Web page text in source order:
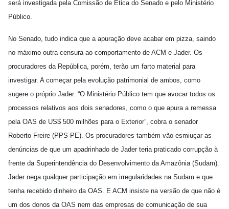
será investigada pela Comissão de Ética do Senado e pelo Ministério
Público.
No Senado, tudo indica que a apuração deve acabar em pizza, saindo
no máximo outra censura ao comportamento de ACM e Jader. Os
procuradores da República, porém, terão um farto material para
investigar. A começar pela evolução patrimonial de ambos, como
sugere o próprio Jader. “O Ministério Público tem que avocar todos os
processos relativos aos dois senadores, como o que apura a remessa
pela OAS de US$ 500 milhões para o Exterior”, cobra o senador
Roberto Freire (PPS-PE). Os procuradores também vão esmiuçar as
denúncias de que um apadrinhado de Jader teria praticado corrupção à
frente da Superintendência do Desenvolvimento da Amazônia (Sudam).
Jader nega qualquer participação em irregularidades na Sudam e que
tenha recebido dinheiro da OAS. E ACM insiste na versão de que não é
um dos donos da OAS nem das empresas de comunicação de sua